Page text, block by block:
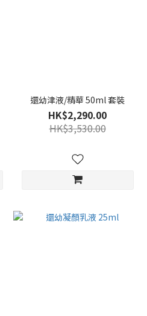
還幼津液/精華 50ml 套裝
HK$2,290.00
HK$3,530.00